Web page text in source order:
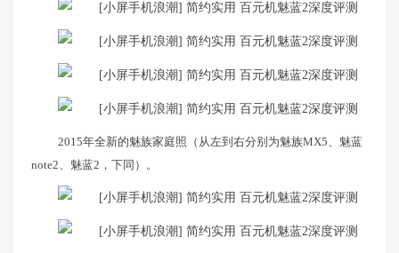
2015年全新的魅族家庭照（从左到右分别为魅族MX5、魅蓝
note2、魅蓝2，下同）。